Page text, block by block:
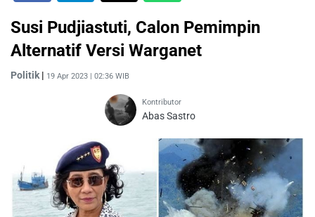
Susi Pudjiastuti, Calon Pemimpin
Alternatif Versi Warganet
Politik | 19 Apr 2023 | 02:36 WIB
Kontributor
Abas Sastro